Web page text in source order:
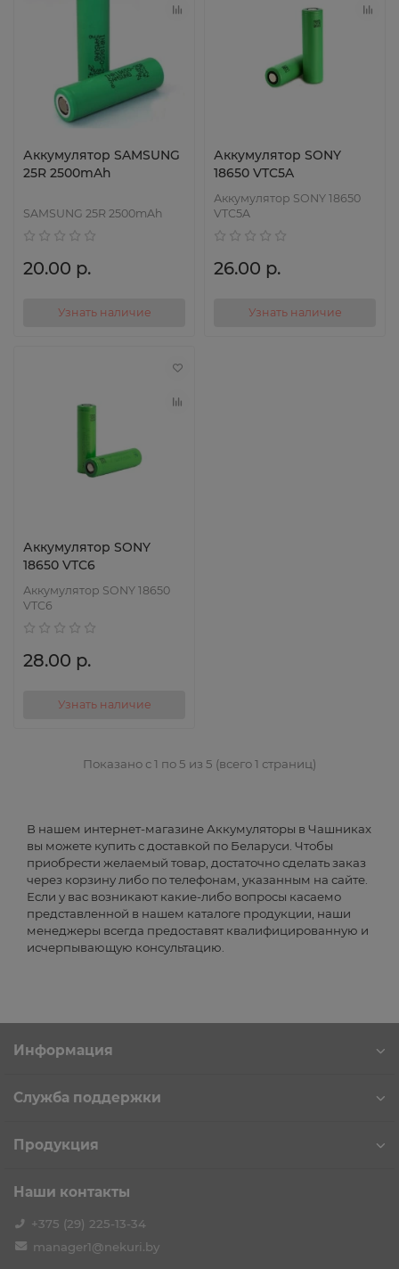
Аккумулятор SAMSUNG
25R 2500mAh
SAMSUNG 25R 2500mAh
20.00 р.
Узнать наличие
Аккумулятор SONY
18650 VTC5A
Аккумулятор SONY 18650
VTC5A
26.00 р.
Узнать наличие
Аккумулятор SONY
18650 VTC6
Аккумулятор SONY 18650
VTC6
28.00 р.
Узнать наличие
Показано с 1 по 5 из 5 (всего 1 страниц)
В нашем интернет-магазине Аккумуляторы в Чашниках
вы можете купить с доставкой по Беларуси. Чтобы
приобрести желаемый товар, достаточно сделать заказ
через корзину либо по телефонам, указанным на сайте.
Если у вас возникают какие-либо вопросы касаемо
представленной в нашем каталоге продукции, наши
менеджеры всегда предоставят квалифицированную и
исчерпывающую консультацию.
Информация
Служба поддержки
Продукция
Наши контакты
+375 (29) 225-13-34
manager1@nekuri.by